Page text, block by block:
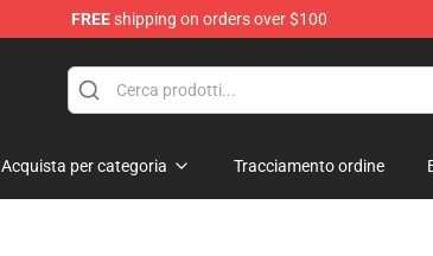
FREEshipping on orders over $100
Acquista per categoria Tracciamento ordine